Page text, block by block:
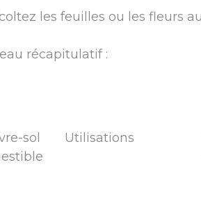
les feuilles ou les fleurs
récapitulatif :
sol
Utilisations